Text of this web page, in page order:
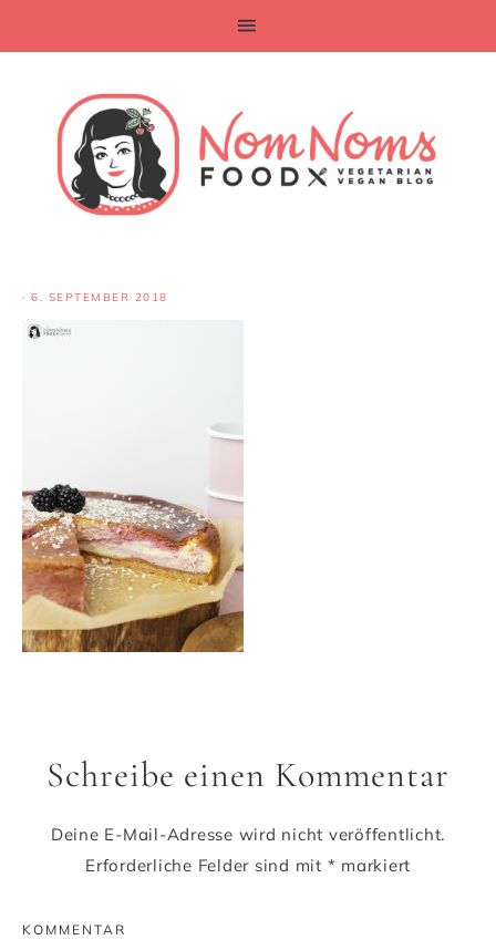
· 6. SEPTEMBER 2018
Schreibe einen Kommentar
Deine E-Mail-Adresse wird nicht veröffentlicht.
Erforderliche Felder sind mit * markiert
KOMMENTAR